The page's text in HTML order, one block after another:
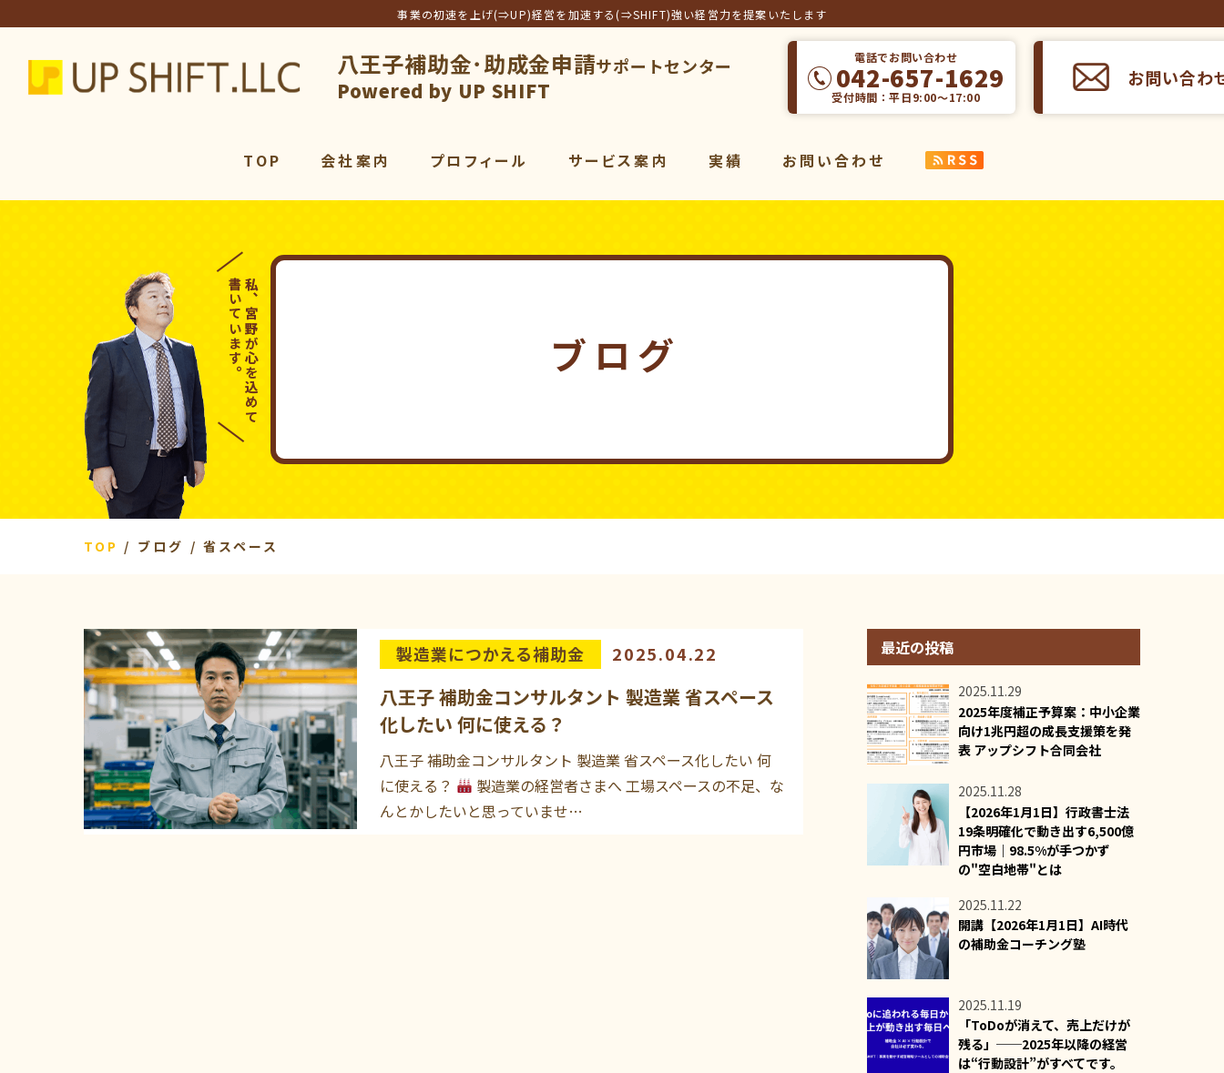
事業の初速を上げ(⇒UP)経営を加速する(⇒SHIFT)強い経営力を提案いたします
アップシフト合同会社
八王子補助金･助成金申請サポートセンター
Powered by UP SHIFT
電話でお問い合わせ
042-657-1629
受付時間：平日9:00～17:00
お問い合わ
TOP 会社案内 プロフィール
サービス案内
サービス一覧
マーケティング
パワーシニア
実績 お問い合わせ
ブログ
TOP ブログ 省スペース
製造業につかえる補助金 2025.04.22
八王子 補助金コンサルタント 製造業 省スペース
化したい 何に使える？
八王子 補助金コンサルタント 製造業 省スペース化したい 何
に使える？
製造業の経営者さまへ 工場スペースの不足、な
んとかしたいと思っていませ…
最近の投稿
2025.11.29
2025年度補正予算案：中小企業
向け1兆円超の成長支援策を発
表 アップシフト合同会社
2025.11.28
【2026年1月1日】行政書士法
19条明確化で動き出す6,500億
円市場｜98.5%が手つかず
の"空白地帯"とは
2025.11.22
開講【2026年1月1日】AI時代
の補助金コーチング塾
2025.11.19
「ToDoが消えて、売上だけが
残る」──2025年以降の経営
は“行動設計”がすべてです。